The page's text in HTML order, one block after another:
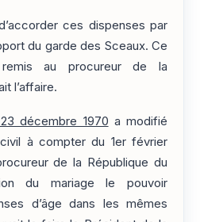
ces dispenses par
du garde des Sceaux. Ce
au procureur de la
l’affaire.
décembre 1970 a modifié
à compter du 1er février
de la République du
du mariage le pouvoir
d’âge dans les mêmes